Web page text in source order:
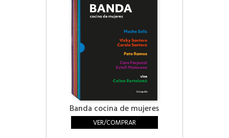
Banda cocina de mujeres
VER/COMPRAR